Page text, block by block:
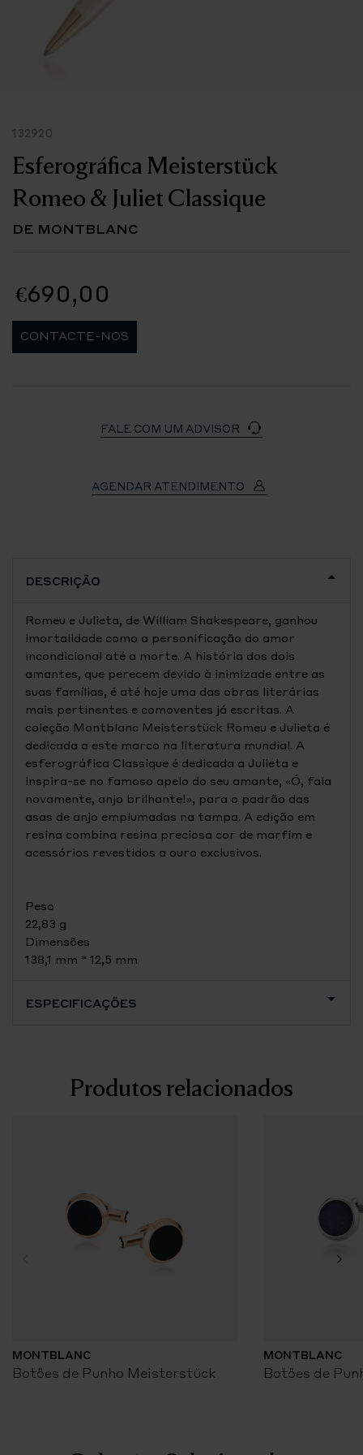
132920
Esferográfica Meisterstück
Romeo & Juliet Classique
DE MONTBLANC
€690,00
CONTACTE-NOS
FALE COM UM ADVISOR
AGENDAR ATENDIMENTO
DESCRIÇÃO
Romeu e Julieta, de William Shakespeare, ganhou
imortalidade como a personificação do amor
incondicional até a morte. A história dos dois
amantes, que perecem devido à inimizade entre as
suas famílias, é até hoje uma das obras literárias
mais pertinentes e comoventes já escritas. A
coleção Montblanc Meisterstück Romeu e Julieta é
dedicada a este marco na literatura mundial. A
esferográfica Classique é dedicada a Julieta e
inspira-se no famoso apelo do seu amante, «Ó, fala
novamente, anjo brilhante!», para o padrão das
asas de anjo emplumadas na tampa. A edição em
resina combina resina preciosa cor de marfim e
acessórios revestidos a ouro exclusivos.
Peso
22,83 g
Dimensões
138,1 mm * 12,5 mm
ESPECIFICAÇÕES
Produtos relacionados
MONTBLANC
Botões de Punho Meisterstück
MONTBLANC
Botões de